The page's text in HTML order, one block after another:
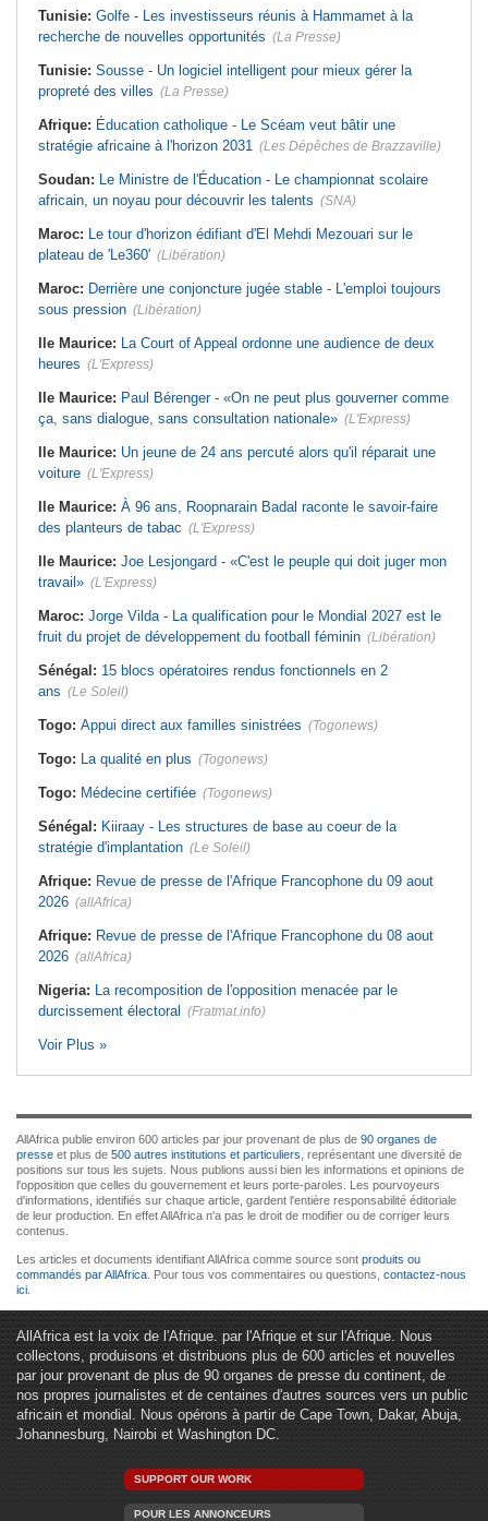
Tunisie: Golfe - Les investisseurs réunis à Hammamet à la
recherche de nouvelles opportunités (La Presse)
Tunisie: Sousse - Un logiciel intelligent pour mieux gérer la
propreté des villes (La Presse)
Afrique: Éducation catholique - Le Scéam veut bâtir une
stratégie africaine à l'horizon 2031 (Les Dépêches de Brazzaville)
Soudan: Le Ministre de l'Éducation - Le championnat scolaire
africain, un noyau pour découvrir les talents (SNA)
Maroc: Le tour d'horizon édifiant d'El Mehdi Mezouari sur le
plateau de 'Le360' (Libération)
Maroc: Derrière une conjoncture jugée stable - L'emploi toujours
sous pression (Libération)
Ile Maurice: La Court of Appeal ordonne une audience de deux
heures (L'Express)
Ile Maurice: Paul Bérenger - «On ne peut plus gouverner comme
ça, sans dialogue, sans consultation nationale» (L'Express)
Ile Maurice: Un jeune de 24 ans percuté alors qu'il réparait une
voiture (L'Express)
Ile Maurice: À 96 ans, Roopnarain Badal raconte le savoir-faire
des planteurs de tabac (L'Express)
Ile Maurice: Joe Lesjongard - «C'est le peuple qui doit juger mon
travail» (L'Express)
Maroc: Jorge Vilda - La qualification pour le Mondial 2027 est le
fruit du projet de développement du football féminin (Libération)
Sénégal: 15 blocs opératoires rendus fonctionnels en 2
ans (Le Soleil)
Togo: Appui direct aux familles sinistrées (Togonews)
Togo: La qualité en plus (Togonews)
Togo: Médecine certifiée (Togonews)
Sénégal: Kiiraay - Les structures de base au coeur de la
stratégie d'implantation (Le Soleil)
Afrique: Revue de presse de l'Afrique Francophone du 09 aout
2026 (allAfrica)
Afrique: Revue de presse de l'Afrique Francophone du 08 aout
2026 (allAfrica)
Nigeria: La recomposition de l'opposition menacée par le
durcissement électoral (Fratmat.info)
Voir Plus »
AllAfrica publie environ 600 articles par jour provenant de plus de 90 organes de
presse et plus de 500 autres institutions et particuliers , représentant une diversité de
positions sur tous les sujets. Nous publions aussi bien les informations et opinions de
l'opposition que celles du gouvernement et leurs porte-paroles. Les pourvoyeurs
d'informations, identifiés sur chaque article, gardent l'entière responsabilité éditoriale
de leur production. En effet AllAfrica n'a pas le droit de modifier ou de corriger leurs
contenus.
Les articles et documents identifiant AllAfrica comme source sont produits ou
commandés par AllAfrica . Pour tous vos commentaires ou questions, contactez-nous
ici
AllAfrica est la voix de l'Afrique. par l'Afrique et sur l'Afrique. Nous
collectons, produisons et distribuons plus de 600 articles et nouvelles
par jour provenant de plus de 90 organes de presse du continent, de
nos propres journalistes et de centaines d'autres sources vers un public
africain et mondial. Nous opérons à partir de Cape Town, Dakar, Abuja,
Johannesburg, Nairobi et Washington DC.
SUPPORT OUR WORK
POUR LES ANNONCEURS